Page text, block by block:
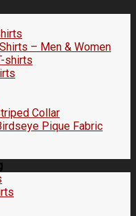
– Men & Women
shirts
Collar
Pique Fabric